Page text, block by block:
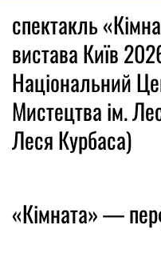
спектакль
вистава Київ
Національний
Мистецтва ім.
Леся Курбаса)
«Кімната» —